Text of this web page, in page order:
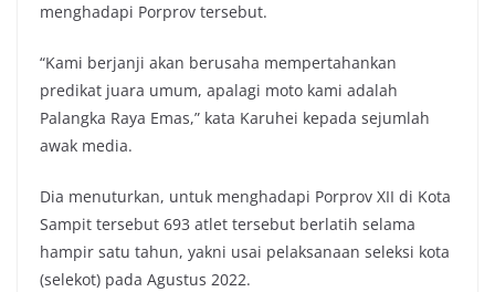
menghadapi Porprov tersebut.
“Kami berjanji akan berusaha mempertahankan
predikat juara umum, apalagi moto kami adalah
Palangka Raya Emas,” kata Karuhei kepada sejumlah
awak media.
Dia menuturkan, untuk menghadapi Porprov XII di Kota
Sampit tersebut 693 atlet tersebut berlatih selama
hampir satu tahun, yakni usai pelaksanaan seleksi kota
(selekot) pada Agustus 2022.